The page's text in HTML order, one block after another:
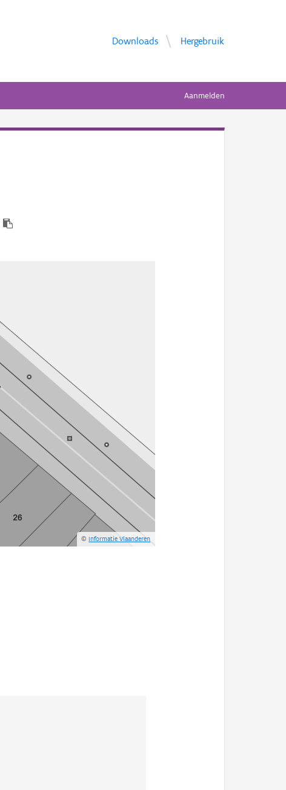
Downloads Hergebruik
Aanmelden
©Informatie Vlaanderen